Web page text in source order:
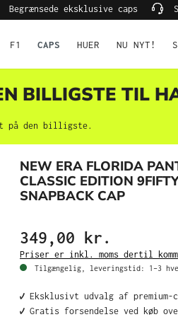
Begrænsede eksklusive caps
F1 CAPS HUER NU NYT!
BILLIGSTE TIL
på den billigste.
NEW ERA FLORIDA
CLASSIC EDITION
SNAPBACK CAP
349,00 kr.
Priser er inkl. moms dertil
Tilgængelig, leveringstid: 1–3
✔️ Eksklusivt udvalg af premium-
✔️ Gratis forsendelse ved køb